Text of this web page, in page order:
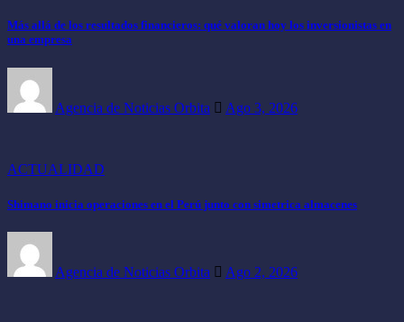
Más allá de los resultados financieros: qué valoran hoy los inversionistas en
una empresa
Agencia de Noticias Orbita Ago 3, 2026
ACTUALIDAD
Shimano inicia operaciones en el Perú junto con simetrica almacenes
Agencia de Noticias Orbita Ago 2, 2026